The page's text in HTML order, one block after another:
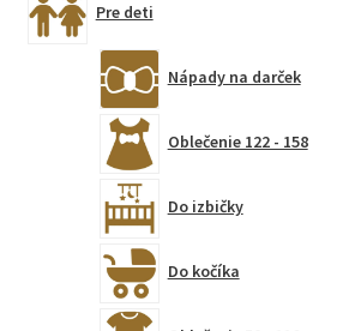
Pre deti
Nápady na darček
Oblečenie 122 - 158
Do izbičky
Do kočíka